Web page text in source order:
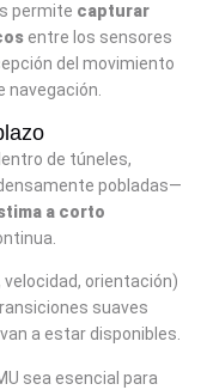
permite capturar
entre los sensores
del movimiento
navegación.
de túneles,
pobladas—
a corto
orientación)
suaves
a estar disponibles.
sea esencial para